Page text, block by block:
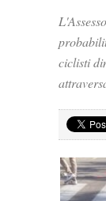
ciclisti